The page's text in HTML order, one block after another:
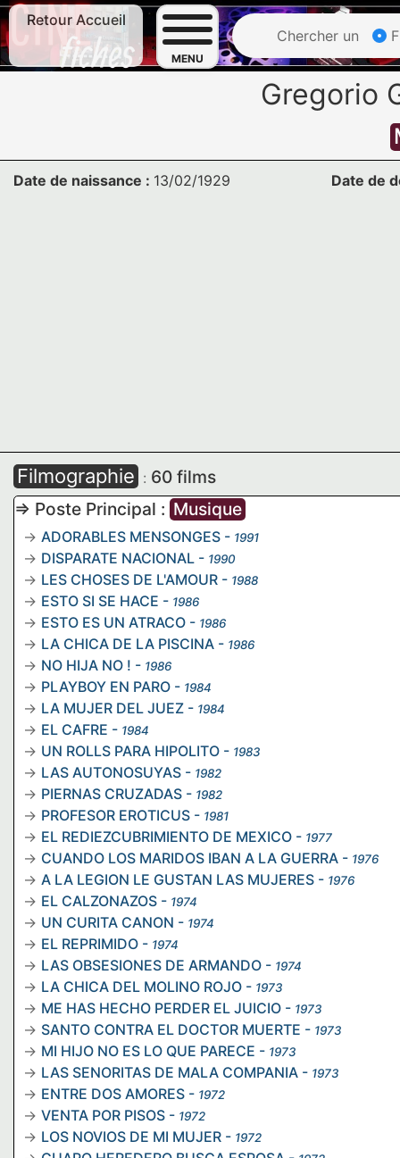
Retour Accueil
MENU
Chercher un
Gregorio
Date de naissance : 13/02/1929 Date de
Filmographie : 60 films
=> Poste Principal : Musique
ADORABLES MENSONGES - 1991
DISPARATE NACIONAL - 1990
LES CHOSES DE L'AMOUR - 1988
ESTO SI SE HACE - 1986
ESTO ES UN ATRACO - 1986
LA CHICA DE LA PISCINA - 1986
NO HIJA NO ! - 1986
PLAYBOY EN PARO - 1984
LA MUJER DEL JUEZ - 1984
EL CAFRE - 1984
UN ROLLS PARA HIPOLITO - 1983
LAS AUTONOSUYAS - 1982
PIERNAS CRUZADAS - 1982
PROFESOR EROTICUS - 1981
EL REDIEZCUBRIMIENTO DE MEXICO - 1977
CUANDO LOS MARIDOS IBAN A LA GUERRA - 1976
A LA LEGION LE GUSTAN LAS MUJERES - 1976
EL CALZONAZOS - 1974
UN CURITA CANON - 1974
EL REPRIMIDO - 1974
LAS OBSESIONES DE ARMANDO - 1974
LA CHICA DEL MOLINO ROJO - 1973
ME HAS HECHO PERDER EL JUICIO - 1973
SANTO CONTRA EL DOCTOR MUERTE - 1973
MI HIJO NO ES LO QUE PARECE - 1973
LAS SENORITAS DE MALA COMPANIA - 1973
ENTRE DOS AMORES - 1972
VENTA POR PISOS - 1972
LOS NOVIOS DE MI MUJER - 1972